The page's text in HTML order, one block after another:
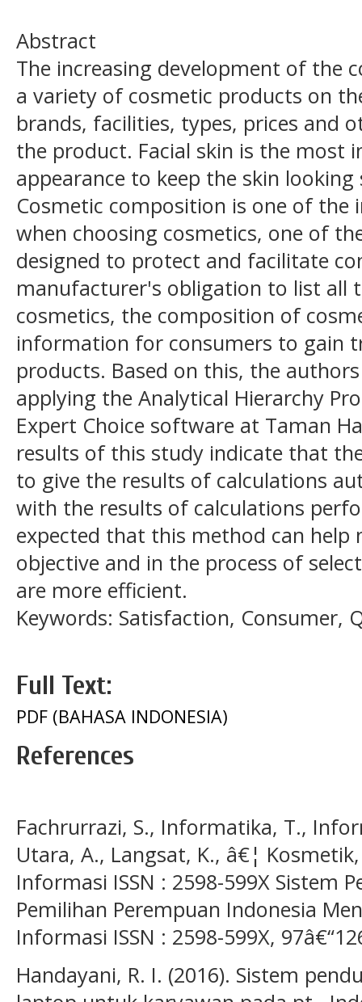
Abstract
The increasing development of the
a variety of cosmetic products on
brands, facilities, types, prices and
the product. Facial skin is the
appearance to keep the skin
Cosmetic composition is one of
when choosing cosmetics, one of
designed to protect and facilitate
manufacturer's obligation to list all
cosmetics, the composition of
information for consumers to gain
products. Based on this, the
applying the Analytical Hierarchy
Expert Choice software at Taman
results of this study indicate that
to give the results of calculations
with the results of calculations
expected that this method can help
objective and in the process of
are more efficient.
Keywords: Satisfaction, Consumer,
Full Text:
PDF (BAHASA INDONESIA)
References
Fachrurrazi, S., Informatika, T.,
Utara, A., Langsat, K., â€¦
Informasi ISSN : 2598-599X Sistem
Pemilihan Perempuan Indonesia
Informasi ISSN : 2598-599X,
Handayani, R. I. (2016). Sistem